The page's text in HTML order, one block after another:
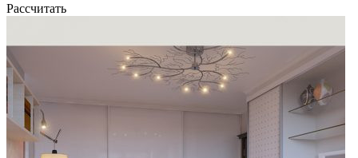
Рассчитать